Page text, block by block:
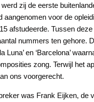
zij de eerste
aangenomen voor de
afstudeerde. Tussen
nummers ten gehore.
Luna’ en ‘Barcelona’
zong. Terwijl het
ons voorgerecht.
was Frank Eijken, de